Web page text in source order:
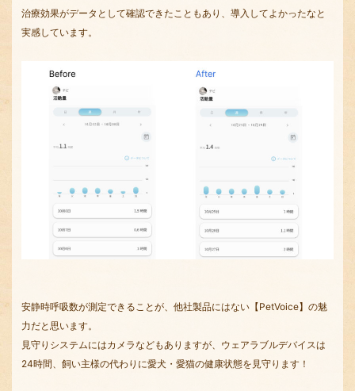
治療効果がデータとして確認できたこともあり、導入してよかったなと
実感しています。
安静時呼吸数が測定できることが、他社製品にはない【PetVoice】の魅
力だと思います。
見守りシステムにはカメラなどもありますが、ウェアラブルデバイスは
24時間、飼い主様の代わりに愛犬・愛猫の健康状態を見守ります！